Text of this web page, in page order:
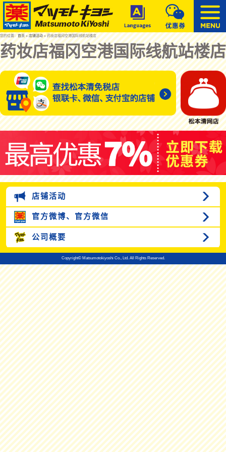
您的位置：首页»店铺活动» 药妆店福冈空港国际线航站楼店
药妆店福冈空港国际线航站楼店
店铺活动
官方微博、 官方微信
公司概要
Copyright© Matsumotokiyoshi Co., Ltd. All Rights Reserved.